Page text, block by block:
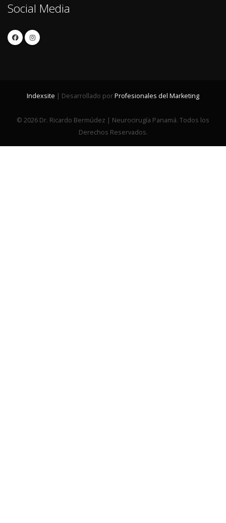
Social Media
Indexsite | Desarrollado porProfesionales del Marketing
© 2026 Dr. Ricardo Bermúdez | Neurocirugí­a Panamá. Todos los
Derechos Reservados.